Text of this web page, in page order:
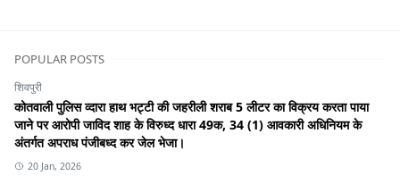
POPULAR POSTS
शिवपुरी
कोतवाली पुलिस व्दारा हाथ भट्टी की जहरीली शराब 5 लीटर का विक्रय करता पाया
जाने पर आरोपी जाविद शाह के विरुध्द धारा 49क, 34 (1) आवकारी अधिनियम के
अंतर्गत अपराध पंजीबध्द कर जेल भेजा।
20 Jan, 2026